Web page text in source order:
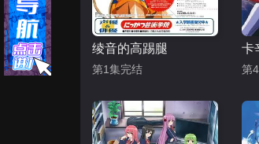
绫音的高踢腿
第1集完结
卡
第